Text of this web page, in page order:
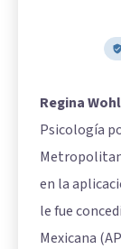
Regina
Psicología
en la
le fue
Mexicana